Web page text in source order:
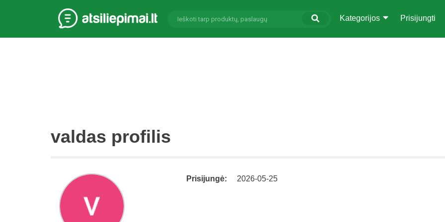
Kategorijos Prisijungti
valdas profilis
Prisijungė: 2026-05-25